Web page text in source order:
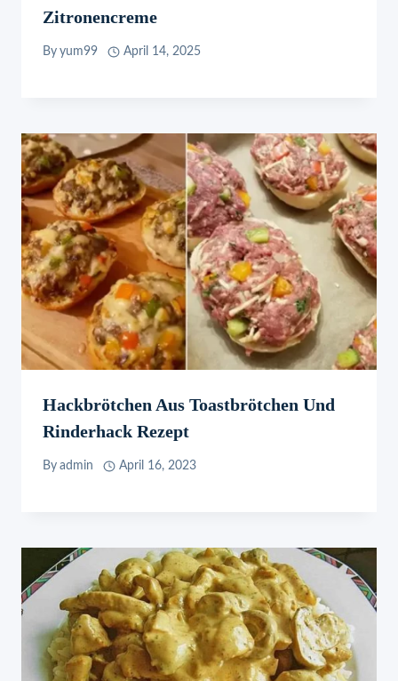
Zitronencreme
By yum99 April 14, 2025
Hackbrötchen Aus Toastbrötchen Und
Rinderhack Rezept
By admin April 16, 2023